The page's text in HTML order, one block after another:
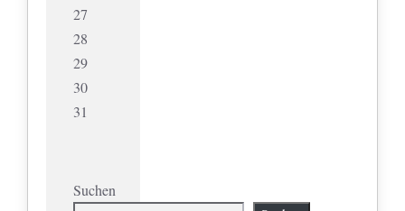
27
28
29
30
31
Suchen